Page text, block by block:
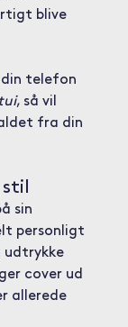
blive
din telefon
, så vil
fra din
sin
personligt
udtrykke
cover ud
allerede